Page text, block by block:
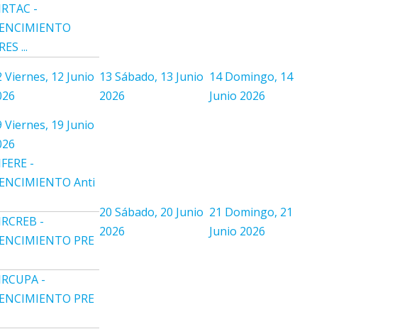
-
...
Viernes, 12 Junio 13 Sábado, 13 Junio
2026
14 Domingo, 14
Junio 2026
Viernes, 19 Junio
-
Anti
-
PRE
-
PRE
20 Sábado, 20 Junio
2026
21 Domingo, 21
Junio 2026